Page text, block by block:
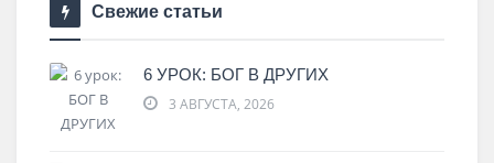
Свежие статьи
6 УРОК: БОГ В ДРУГИХ
3 АВГУСТА, 2026